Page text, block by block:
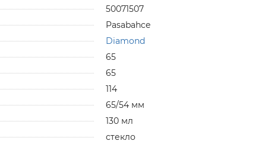
50071507
Pasabahce
Diamond
65
65
114
65/54 мм
130 мл
стекло